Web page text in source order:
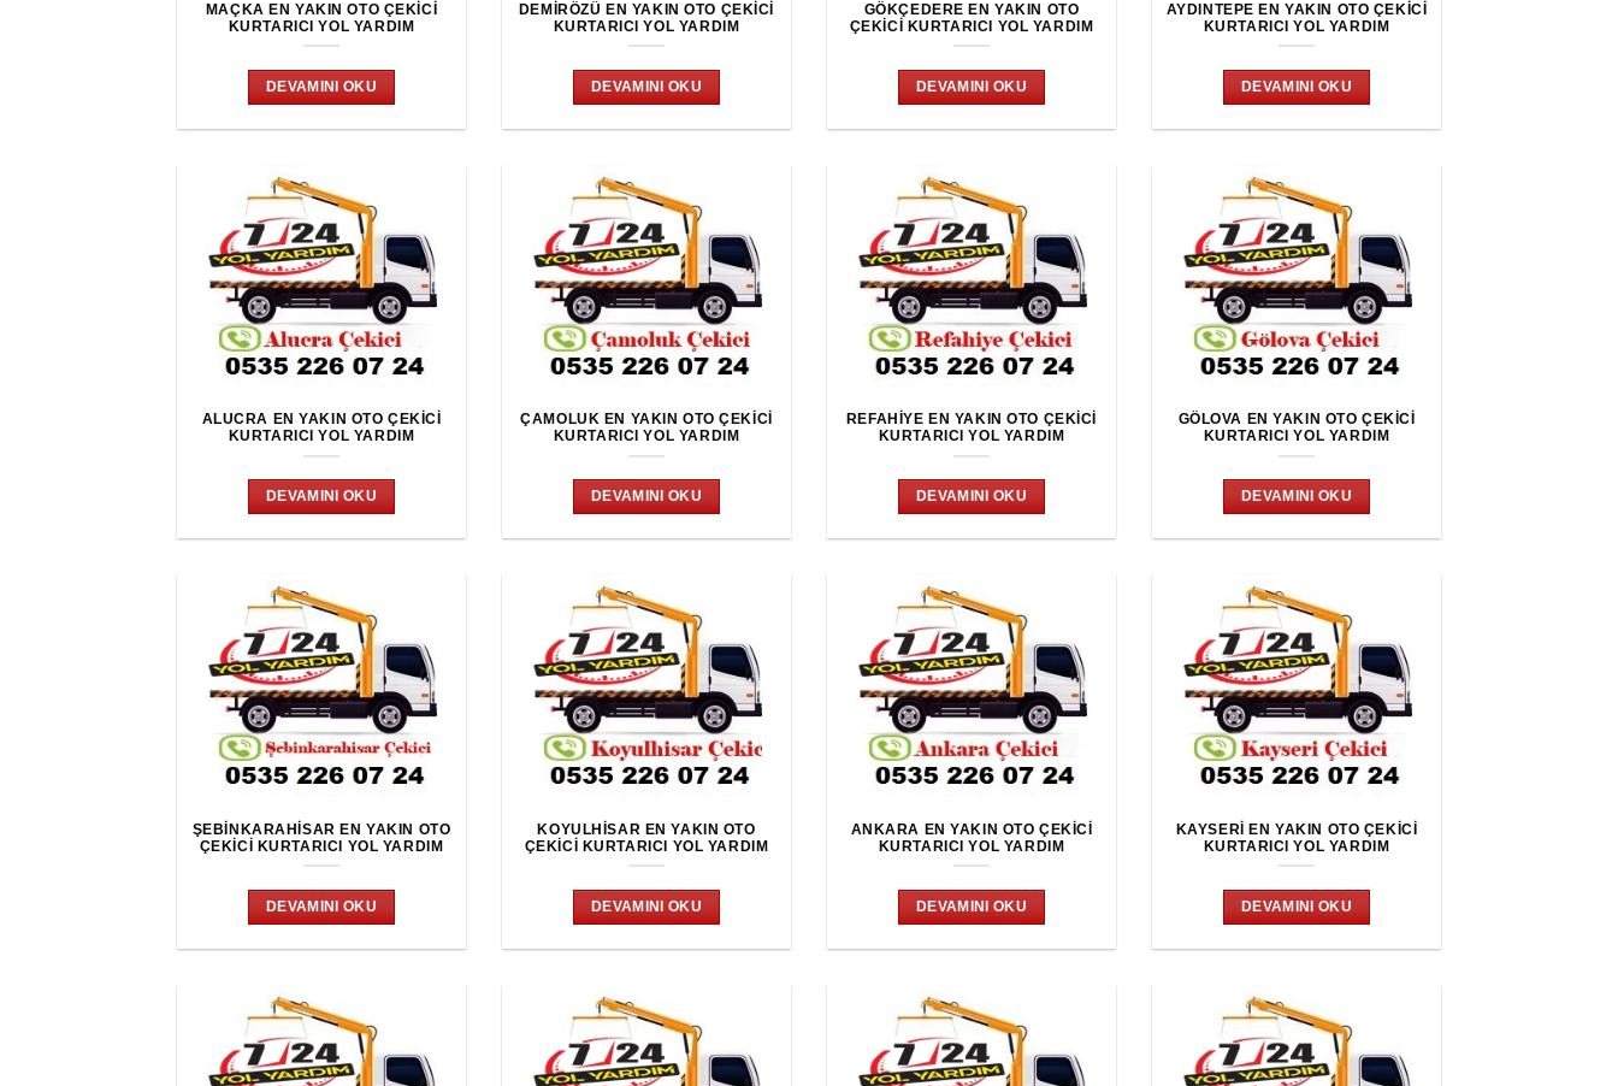
MAÇKA EN YAKIN OTO ÇEKICI
KURTARICI YOL YARDIM
DEVAMINI OKU
DEMIRÖZÜ EN YAKIN OTO ÇEKICI
KURTARICI YOL YARDIM
DEVAMINI OKU
GÖKÇEDERE EN YAKIN OTO
ÇEKICI KURTARICI YOL YARDIM
DEVAMINI OKU
AYDINTEPE EN YAKIN OTO ÇEKICI
KURTARICI YOL YARDIM
DEVAMINI OKU
ALUCRA EN YAKIN OTO ÇEKICI
KURTARICI YOL YARDIM
DEVAMINI OKU
ÇAMOLUK EN YAKIN OTO ÇEKICI
KURTARICI YOL YARDIM
DEVAMINI OKU
REFAHIYE EN YAKIN OTO ÇEKICI
KURTARICI YOL YARDIM
DEVAMINI OKU
GÖLOVA EN YAKIN OTO ÇEKICI
KURTARICI YOL YARDIM
DEVAMINI OKU
ŞEBINKARAHISAR EN YAKIN OTO
ÇEKICI KURTARICI YOL YARDIM
DEVAMINI OKU
KOYULHISAR EN YAKIN OTO
ÇEKICI KURTARICI YOL YARDIM
DEVAMINI OKU
ANKARA EN YAKIN OTO ÇEKICI
KURTARICI YOL YARDIM
DEVAMINI OKU
KAYSERI EN YAKIN OTO ÇEKICI
KURTARICI YOL YARDIM
DEVAMINI OKU